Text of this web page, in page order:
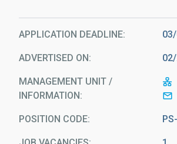
APPLICATION DEADLINE
ADVERTISED ON
MANAGEMENT UNIT /
INFORMATION
POSITION CODE